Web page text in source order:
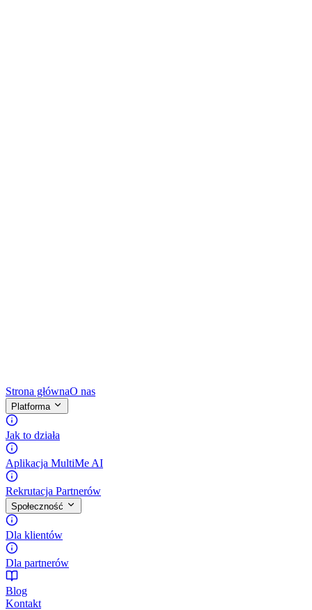
Strona głównaO nas
Platforma
Jak to działa
Aplikacja MultiMe AI
Rekrutacja Partnerów
Społeczność
Dla klientów
Dla partnerów
Blog
Kontakt